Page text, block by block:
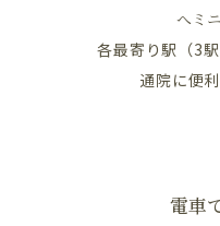
へミ
各最寄り駅（3
通院に便
電車